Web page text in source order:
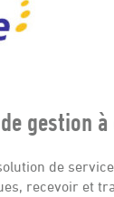
gestion
de
recevoir et